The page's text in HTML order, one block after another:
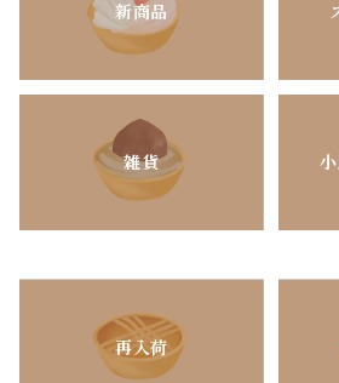
新商品
雑貨
再入荷